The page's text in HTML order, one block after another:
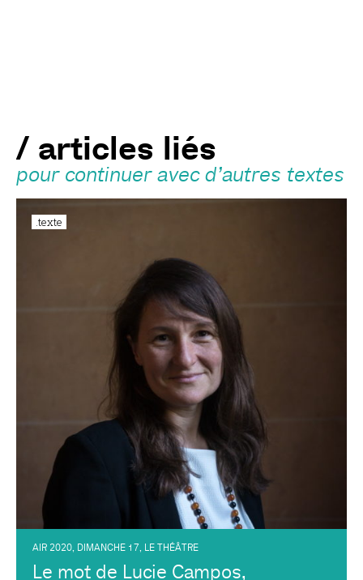
/ articles liés
pour continuer avec d’autres textes
.texte
AIR 2020, DIMANCHE 17, LE THÉÂTRE
Le mot de Lucie Campos,